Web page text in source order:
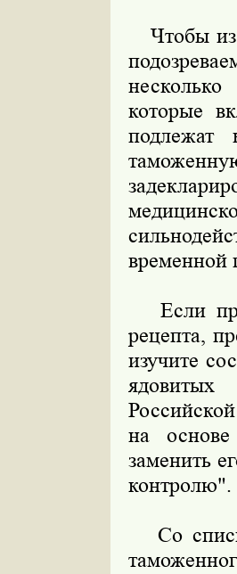
Чтобы из
которые
подлежат
временной
Если
рецепта,
изучите
на
заменить
контролю".
Со